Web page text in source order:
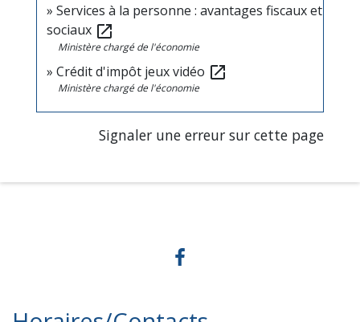
Services à la personne : avantages fiscaux et
sociaux open_in_new
Ministère chargé de l'économie
Crédit d'impôt jeux vidéo open_in_new
Ministère chargé de l'économie
Signaler une erreur sur cette page